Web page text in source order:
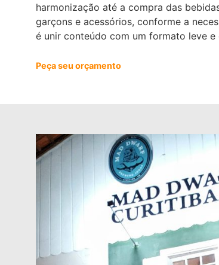
harmonização até a compra das
garçons e acessórios, conforme a
é unir conteúdo com um formato leve
Peça seu orçamento